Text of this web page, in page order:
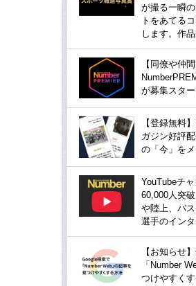
が撮る一瞬
トをあてる
します。作
【同僚や仲
が募集スター
【登録無料
ガジン好評
の「今」を
YouTubeチ
60,000人突
や陸上、バ
選手のイン
【お知らせ
「Number
つけやすく